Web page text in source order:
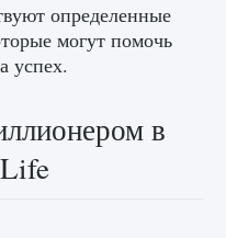
0 1
определенные
могут помочь
успех.
в